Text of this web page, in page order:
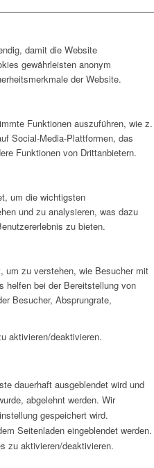
damit die Website
gewährleisten anonym
der Website.
Funktionen auszuführen, wie z.
Social-Media-Plattformen, das
Funktionen von Drittanbietern.
um die wichtigsten
und zu analysieren, was dazu
zu bieten.
um zu verstehen, wie Besucher mit
helfen bei der Bereitstellung von
Besucher, Absprungrate,
aktivieren/deaktivieren.
dauerhaft ausgeblendet wird und
abgelehnt werden. Wir
gespeichert wird.
Seitenladen eingeblendet werden.
zu aktivieren/deaktivieren.